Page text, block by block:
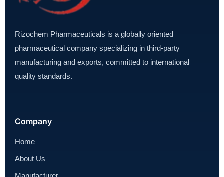
Rizochem Pharmaceuticals is a globally oriented
pharmaceutical company specializing in third-party
manufacturing and exports, committed to international
quality standards.
Company
Home
About Us